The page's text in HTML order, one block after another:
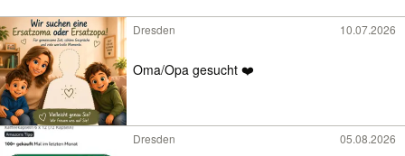
Dresden 10.07.2026
Oma/Opa gesucht ❤️
Dresden 05.08.2026